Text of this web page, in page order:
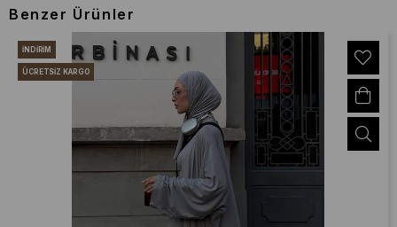
Benzer Ürünler
İNDIRIM
ÜCRETSIZ KARGO